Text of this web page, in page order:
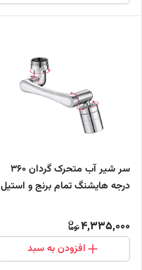
سر شیر آب متحرک گردان 360
درجه هایشنگ تمام برنج و استیل
4,335,000
افزودن به سبد